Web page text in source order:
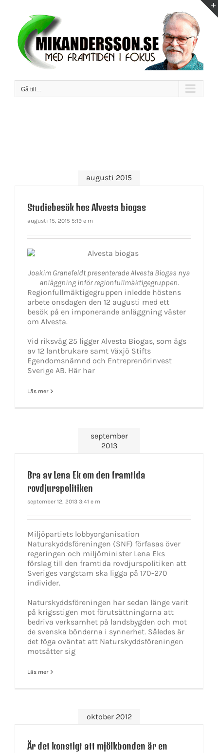
innehållet
Gå till…
augusti 2015
Studiebesök hos Alvesta biogas
augusti 15, 2015 5:19 e m
Joakim Granefeldt presenterade Alvesta Biogas nya
anläggning inför regionfullmäktigegruppen.
Regionfullmäktigegruppen inledde höstens
arbete onsdagen den 12 augusti med ett
besök på en imponerande anläggning väster
om Alvesta.
Vid riksväg 25 ligger Alvesta Biogas, som ägs
av 12 lantbrukare samt Växjö Stifts
Egendomsnämnd och Entreprenörinvest
Sverige AB. Här har
Läs mer
september
2013
Bra av Lena Ek om den framtida
rovdjurspolitiken
september 12, 2013 3:41 e m
Miljöpartiets lobbyorganisation
Naturskyddsföreningen (SNF) förfasas över
regeringen och miljöminister Lena Eks
förslag till den framtida rovdjurspolitiken att
Sveriges vargstam ska ligga på 170-270
individer.
Naturskyddsföreningen har sedan länge varit
på krigsstigen mot förutsättningarna att
bedriva verksamhet på landsbygden och mot
de svenska bönderna i synnerhet. Således är
det föga oväntat att Naturskyddsföreningen
motsätter sig
Läs mer
oktober 2012
Är det konstigt att mjölkbonden är en